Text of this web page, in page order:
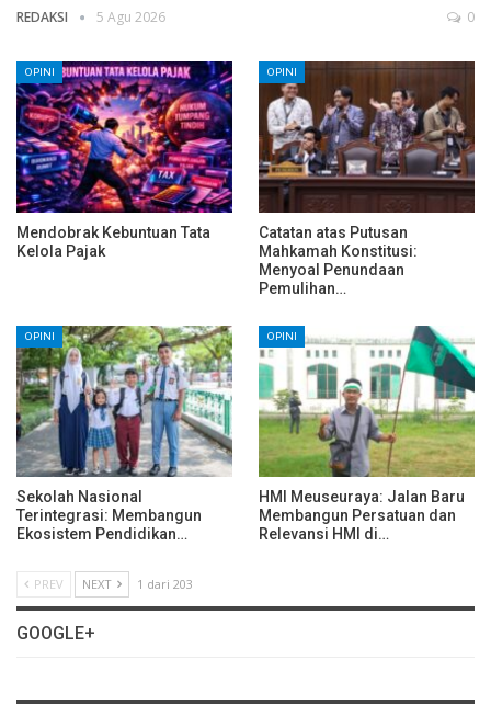
REDAKSI 5 Agu 2026 0
OPINI
Mendobrak Kebuntuan Tata
Kelola Pajak
OPINI
Catatan atas Putusan
Mahkamah Konstitusi:
Menyoal Penundaan
Pemulihan…
OPINI
Sekolah Nasional
Terintegrasi: Membangun
Ekosistem Pendidikan…
OPINI
HMI Meuseuraya: Jalan Baru
Membangun Persatuan dan
Relevansi HMI di…
PREV NEXT 1 dari 203
GOOGLE+